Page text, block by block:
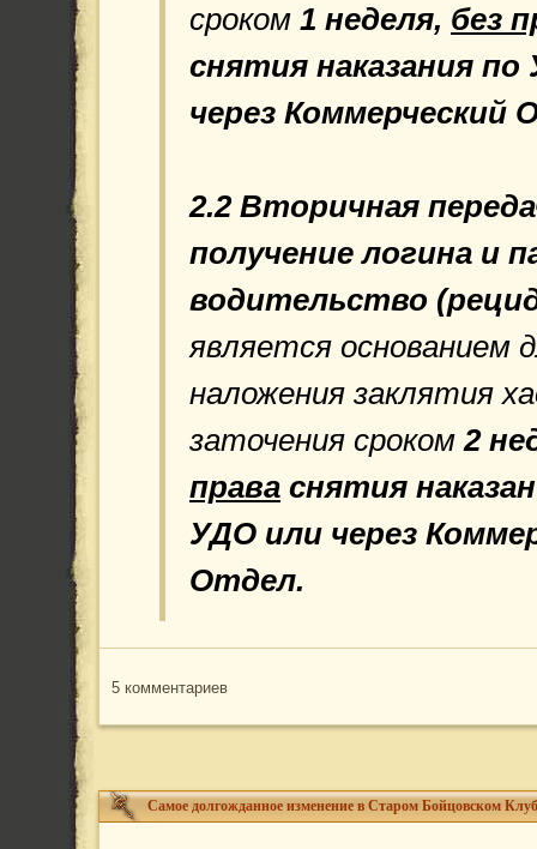
сроком 1 неделя, без
снятия наказания
через Коммерческий
2.2 Вторичная
получение логина и
водительство
является основанием
наложения заклятия
заточения сроком2
права снятия
УДО или через
Отдел.
5 комментариев
Самое долгожданное изменение в Старом Бойцовском